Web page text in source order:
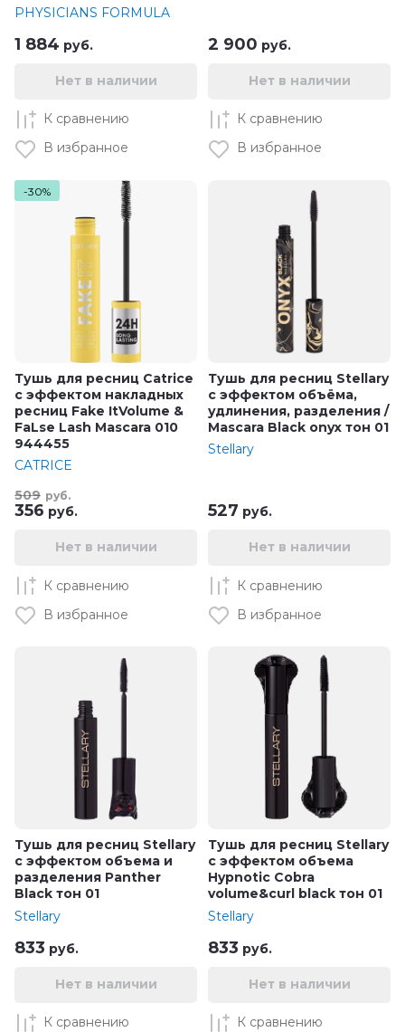
PHYSICIANS FORMULA
1 884 руб.
Нет в наличии
К сравнению
В избранное
2 900 руб.
Нет в наличии
К сравнению
В избранное
-30%
Тушь для ресниц Catrice
с эффектом накладных
ресниц Fake ItVolume &
FaLse Lash Mascara 010
944455
CATRICE
509 руб.
356 руб.
Нет в наличии
К сравнению
В избранное
Тушь для ресниц Stellary
с эффектом объёма,
удлинения, разделения /
Mascara Black onyx тон 01
Stellary
527 руб.
Нет в наличии
К сравнению
В избранное
Тушь для ресниц Stellary
с эффектом объема и
разделения Panther
Black тон 01
Stellary
833 руб.
Нет в наличии
К сравнению
Тушь для ресниц Stellary
с эффектом объема
Hypnotic Cobra
volume&curl black тон 01
Stellary
833 руб.
Нет в наличии
К сравнению